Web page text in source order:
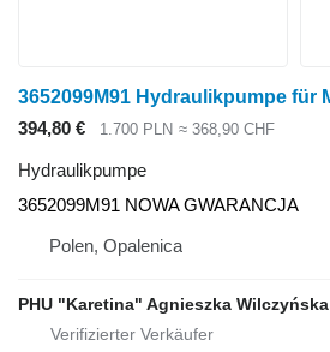
394,80 € 1.700 PLN ≈ 368,90 CHF
Hydraulikpumpe
3652099M91 NOWA GWARANCJA
Polen, Opalenica
PHU "Karetina" Agnieszka Wilczyńska